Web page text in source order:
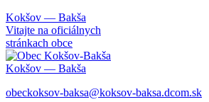
Kokšov — Bakša
Vitajte na oficiálnych
stránkach obce
Kokšov — Bakša
obeckoksov-baksa@koksov-baksa.dcom.sk